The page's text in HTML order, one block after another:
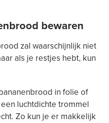
bewaren
zal waarschijnlijk niet
als je restjes hebt, kun
in folie of
luchtdichte trommel
Zo kun je er makkelijk